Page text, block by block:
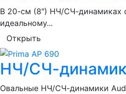
В 20-см (8″) НЧ/СЧ-динамиках
идеальному...
Открыть
НЧ/СЧ-
Овальные НЧ/СЧ-динамики